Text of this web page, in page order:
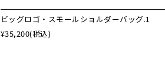
ビッグロゴ・スモールショルダーバッグ.1
¥35,200(税込)